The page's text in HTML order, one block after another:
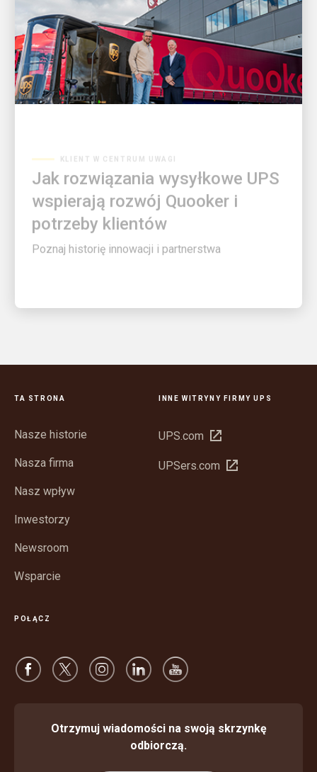
Jak rozwiązania wysyłkowe UPS
wspierają rozwój Quooker i
potrzeby klientów
Poznaj historię innowacji i partnerstwa
TA STRONA
Nasze historie
Nasza firma
Nasz wpływ
Inwestorzy
Newsroom
Wsparcie
INNE WITRYNY FIRMY UPS
UPS.com Otwórz
nowym
UPSers.com Otwórz
POŁĄCZ
Otrzymuj wiadomości na swoją skrzynkę
odbiorczą.